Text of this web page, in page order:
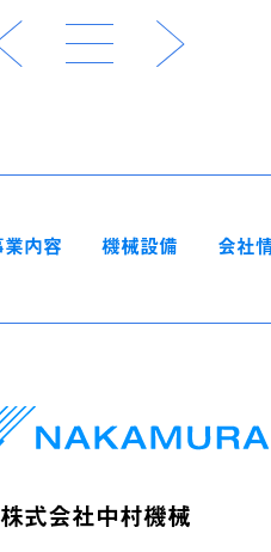
業内容 機械設備 会社
株式会社中村機械